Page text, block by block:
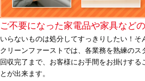
ご不要になった家電品や家具など
いらないものは処分してすっきりしたい！そ
クリーンファーストでは、各業務を熟練の
回収完了まで、お客様にお手間をお掛けす
とが出来ます。